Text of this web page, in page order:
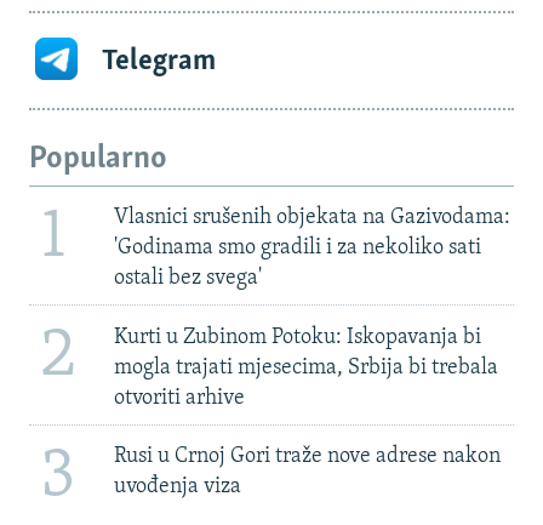
Telegram
Popularno
1
Vlasnici srušenih objekata na Gazivodama:
'Godinama smo gradili i za nekoliko sati
ostali bez svega'
2
Kurti u Zubinom Potoku: Iskopavanja bi
mogla trajati mjesecima, Srbija bi trebala
otvoriti arhive
3
Rusi u Crnoj Gori traže nove adrese nakon
uvođenja viza